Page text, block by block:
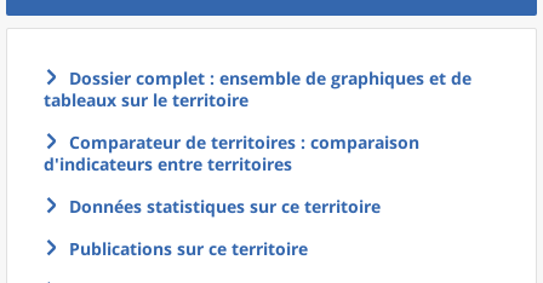
Dossier complet : ensemble de graphiques et de
tableaux sur le territoire
Comparateur de territoires : comparaison
d'indicateurs entre territoires
Données statistiques sur ce territoire
Publications sur ce territoire